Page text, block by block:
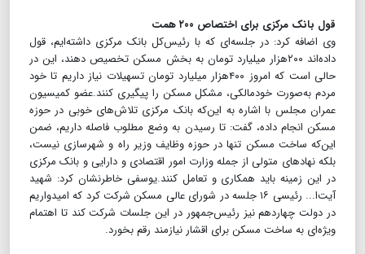
قول بانک مرکزی برای اختصاص ۲۰۰ همت
وی اضافه کرد: در جلسه‌ای که با رئیس‌کل بانک مرکزی داشته‌ایم، قول
داده‌اند ۲۰۰هزار میلیارد تومان به بخش مسکن تخصیص دهند، این در
حالی است که امروز ۴۰۰هزار میلیارد تومان تسهیلات نیاز داریم تا خود
مردم به‌صورت خودمالکی، مشکل مسکن را پیگیری کنند.عضو کمیسیون
عمران مجلس با اشاره به این‌که بانک مرکزی تلاش‌های خوبی در حوزه
مسکن انجام داده، گفت: تا رسیدن به وضع مطلوب فاصله داریم، ضمن
این‌که ساخت مسکن تنها در حوزه وظایف وزیر راه و شهرسازی نیست،
بلکه نهادهای متولی از جمله وزارت امور اقتصادی و دارایی و بانک مرکزی
در این زمینه باید همکاری و تعامل کنند.یوسفی خاطرنشان کرد: شهید
آیت‌ا... رئیسی ۱۶ جلسه در شورای عالی مسکن شرکت کرد که امیدواریم
در دولت چهاردهم نیز رئیس‌جمهور در این جلسات شرکت کند تا اهتمام
ویژه‌ای به ساخت مسکن برای اقشار نیازمند رقم بخورد.